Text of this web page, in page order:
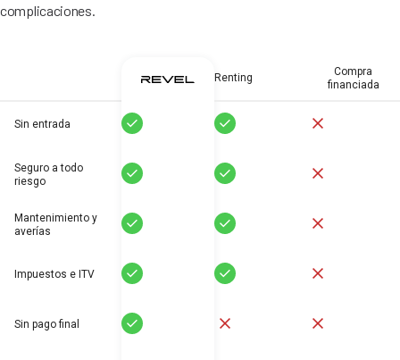
complicaciones.
Renting
Compra
financiada
Sin entrada Sí Sí
Seguro a todo
riesgo
Sí Sí
Mantenimiento y
averías
Sí Sí
Impuestos e ITV Sí Sí
Sin pago final Sí